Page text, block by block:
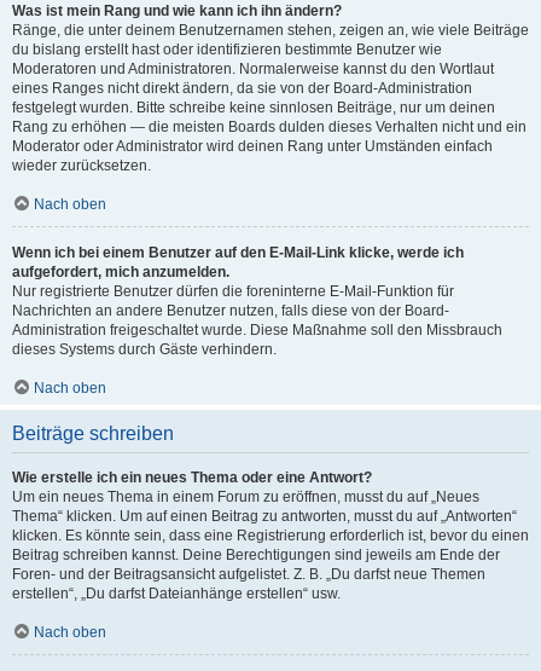
Was ist mein Rang und wie kann ich ihn ändern?
Ränge, die unter deinem Benutzernamen stehen, zeigen an, wie viele Beiträge
du bislang erstellt hast oder identifizieren bestimmte Benutzer wie
Moderatoren und Administratoren. Normalerweise kannst du den Wortlaut
eines Ranges nicht direkt ändern, da sie von der Board-Administration
festgelegt wurden. Bitte schreibe keine sinnlosen Beiträge, nur um deinen
Rang zu erhöhen — die meisten Boards dulden dieses Verhalten nicht und ein
Moderator oder Administrator wird deinen Rang unter Umständen einfach
wieder zurücksetzen.
Nach oben
Wenn ich bei einem Benutzer auf den E-Mail-Link klicke, werde ich
aufgefordert, mich anzumelden.
Nur registrierte Benutzer dürfen die foreninterne E-Mail-Funktion für
Nachrichten an andere Benutzer nutzen, falls diese von der Board-
Administration freigeschaltet wurde. Diese Maßnahme soll den Missbrauch
dieses Systems durch Gäste verhindern.
Nach oben
Beiträge schreiben
Wie erstelle ich ein neues Thema oder eine Antwort?
Um ein neues Thema in einem Forum zu eröffnen, musst du auf „Neues
Thema“ klicken. Um auf einen Beitrag zu antworten, musst du auf „Antworten“
klicken. Es könnte sein, dass eine Registrierung erforderlich ist, bevor du einen
Beitrag schreiben kannst. Deine Berechtigungen sind jeweils am Ende der
Foren- und der Beitragsansicht aufgelistet. Z. B. „Du darfst neue Themen
erstellen“, „Du darfst Dateianhänge erstellen“ usw.
Nach oben